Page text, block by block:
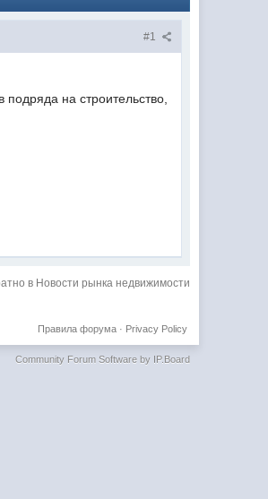
#1
на строительство,
в Новости рынка недвижимости
Privacy Policy
Правила форума·
Community Forum Software by IP.Board